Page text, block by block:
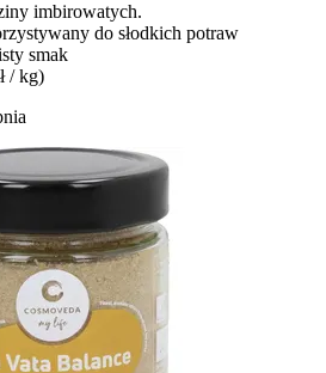
imbirowatych.
do słodkich potraw
smak
/ kg)